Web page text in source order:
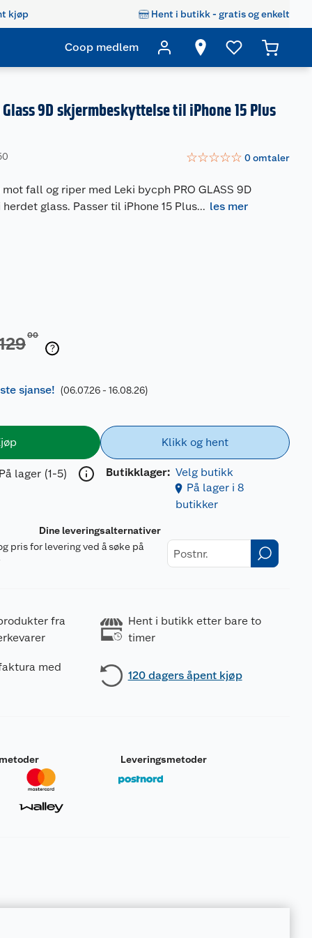
kjøp Hent i butikk - gratis og enkelt
Coop medlem
9D skjermbeskyttelse til iPhone 15 Plus
☆☆☆☆☆ 0omtaler
fall og riper med Leki bycph PRO GLASS 9D
glass. Passer til iPhone 15 Plus... les mer
00
sjanse! (06.07.26 - 16.08.26)
På lager (1-5)
Klikk og hent
Butikklager: Velg butikk
På lager i 8
butikker
Dine leveringsalternativer
pris for levering ved å søke på
fra
Hent i butikk etter bare to
timer
med
120 dagers åpent kjøp
Leveringsmetoder